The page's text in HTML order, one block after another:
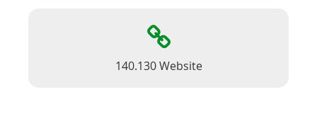
140.130 Website